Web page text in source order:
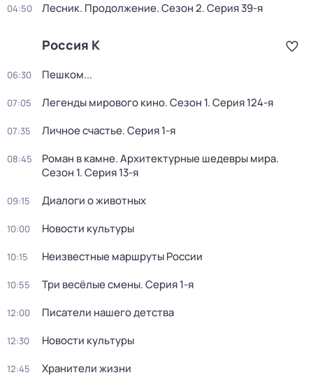
04:50 Лесник. Продолжение. Сезон 2. Серия 39-я
Россия К
06:30 Пешком...
07:05 Легенды мирового кино. Сезон 1. Серия 124-я
07:35 Личное счастье. Серия 1-я
08:45 Роман в камне. Архитектурные шедевры мира.
Сезон 1. Серия 13-я
09:15 Диалоги о животных
10:00 Новости культуры
10:15 Неизвестные маршруты России
10:55 Три весёлые смены. Серия 1-я
12:00 Писатели нашего детства
12:30 Новости культуры
12:45 Хранители жизни